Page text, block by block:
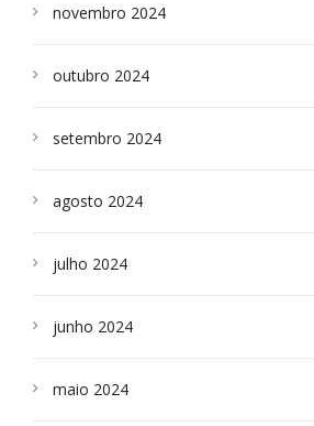
novembro 2024
outubro 2024
setembro 2024
agosto 2024
julho 2024
junho 2024
maio 2024